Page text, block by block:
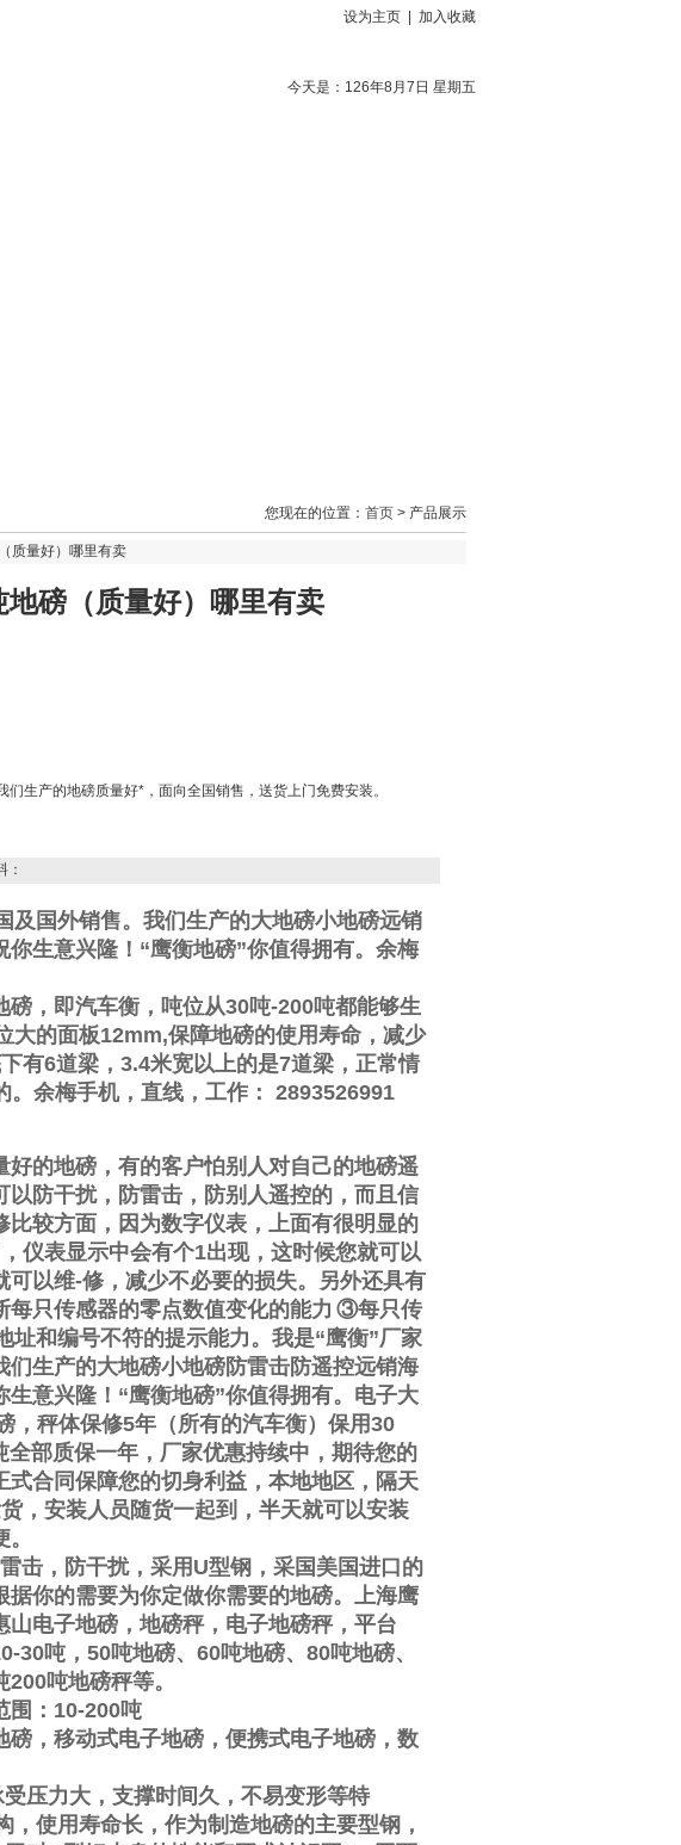
设为主页 加入收藏
今天是：126年8月7日 星期五
您现在的位置： 首页 > 产品展示
质量好）哪里有卖
磅（质量好）哪里有卖
们生产的地磅质量好*，面向全国销售，送货上门免费安装。
：
及国外销售。我们生产的大地磅小地磅远销
生意兴隆！“鹰衡地磅”你值得拥有。 余梅
磅，即汽车衡，吨位从30吨-200吨都能够生
大的面板12mm,保障地磅的使用寿命，减少
有6道梁， 3.4米宽以上的是7道梁，正常情
余梅手机，直线 ，工作 ： 2893526991
好的地磅，有的客户怕别人对自己的地磅遥
防干扰，防雷击，防别人遥控的，而且信
较方面，因为数字仪表，上面有很明显的
仪表显示中会有个1出现，这时候您就可以
可以维-修，减少不必要的损失。另外还具有
每只传感器的零点数值变化的能力 ③每只传
址和编号不符的提示能力。我是“鹰衡”厂家
生产的大地磅小地磅防雷击防遥控远销海
意兴隆！ “鹰衡地磅”你值得拥有。电子大
，秤体保修5年（所有的汽车衡）保用30
全部质保一年，厂家优惠持续中，期待您的
合同保障您的切身利益，本地地区，隔天
，安装人员随货一起到，半天就可以安装
击，防干扰，采用 U型钢，采国美国进口的
你的需要为你定做你需要的地磅。上海鹰
山电子地磅，地磅秤，电子地磅秤，平台
30吨， 50吨地磅、 60吨地磅、 80吨地磅、
200吨地磅秤等。
： 10-200吨
，移动式电子地磅，便携式电子地磅，数
压力大，支撑时间久，不易变形等特
使用寿命长，作为制造地磅的主要型钢，